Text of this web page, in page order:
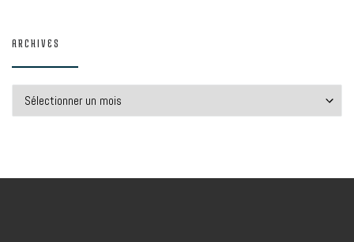
ARCHIVES